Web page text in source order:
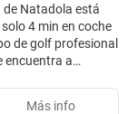
de Natadola está
4 min en coche
de golf profesional
Más info